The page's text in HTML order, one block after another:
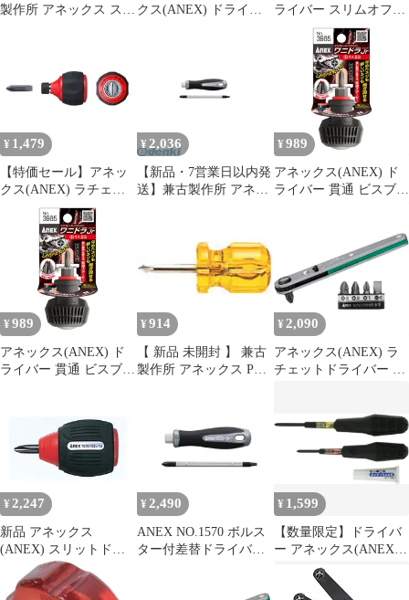
製作所 アネックス スー
用 送料無料
クス(ANEX) ドライバ
ライバー スリムオフセ
ットタイプ 3本組
(+1/+2/-6) No.6102-
T【コンパクトで狭い
場所や隙間のネジ締め
作業に最適】スリムド
ライバー パソコン組立
スーツケース修理 回転
椅子 自動車整備 1
¥ 1,479
【特価セール】アネッ
クス(ANEX) ラチェッ
トドライバー 差替式 ス
タービー 超短ビット付
ミニスタ60 No.306-D
¥ 2,036
【新品・7営業日以内発
送】兼古製作所 アネッ
6739 ANEX スーパーフ
ィット差替ドライバー
差替え式ドライバー
【沖縄離島販売不可】
¥ 989
アネックス(ANEX) ド
ライバー 貫通 ビスブレ
¥ 989
アネックス(ANEX) ド
ライバー 貫通 ビスブレ
¥ 914
【 新品 未開封 】 兼古
製作所 アネックス P柄
¥ 2,090
アネックス(ANEX) ラ
チェットドライバー 超
¥ 2,247
新品 アネックス
(ANEX) スリットドラ
イバー +2×15 No.7020‐
¥ 2,490
ANEX NO.1570 ボルス
ター付差替ドライバー
¥ 1,599
【数量限定】ドライバ
ー アネックス(ANEX)
貫通 ビスブレーカー ワ
ニドラ 2本組(+1/+2)